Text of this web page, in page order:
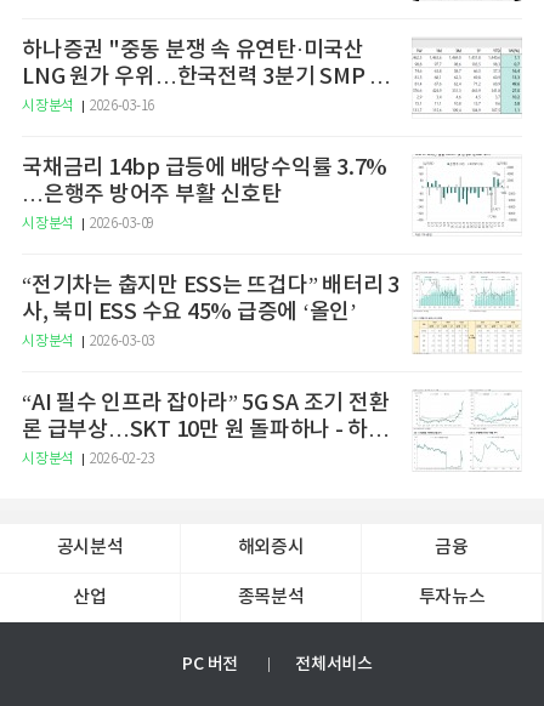
하나증권 "중동 분쟁 속 유연탄·미국산
LNG 원가 우위…한국전력 3분기 SMP 상
승 전망"
시장분석 2026-03-16
국채금리 14bp 급등에 배당수익률 3.7%
…은행주 방어주 부활 신호탄
시장분석 2026-03-09
“전기차는 춥지만 ESS는 뜨겁다” 배터리 3
사, 북미 ESS 수요 45% 급증에 ‘올인’
시장분석 2026-03-03
“AI 필수 인프라 잡아라” 5G SA 조기 전환
론 급부상…SKT 10만 원 돌파하나 - 하나
증권
시장분석 2026-02-23
공시분석 해외증시 금융
산업 종목분석 투자뉴스
PC 버전 전체서비스